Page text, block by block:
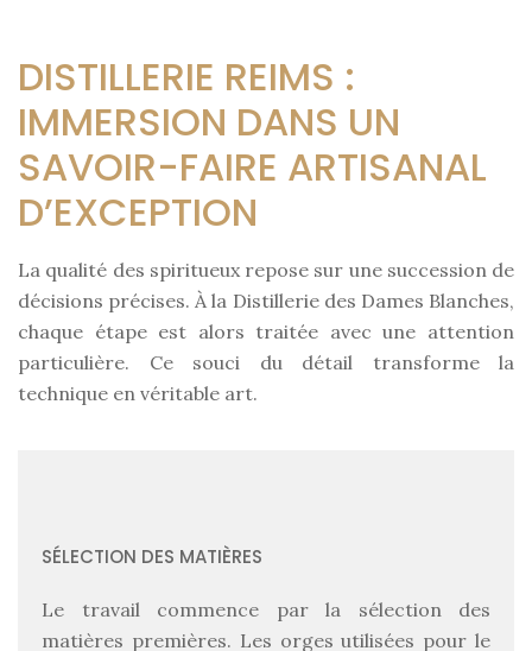
DISTILLERIE REIMS :
IMMERSION DANS UN
SAVOIR-FAIRE ARTISANAL
D’EXCEPTION
La qualité des spiritueux repose sur une succession de
décisions précises. À la Distillerie des Dames Blanches,
chaque étape est alors traitée avec une attention
particulière. Ce souci du détail transforme la
technique en véritable art.
SÉLECTION DES MATIÈRES
Le travail commence par la sélection des
matières premières. Les orges utilisées pour le